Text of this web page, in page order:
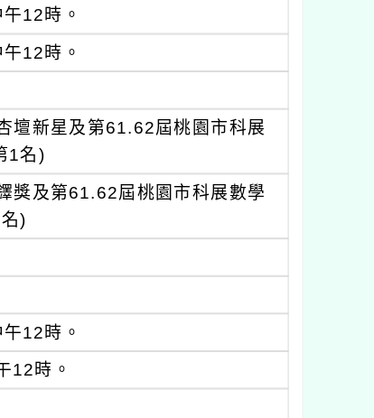
12時。
12時。
壇新星及第61.62屆桃園市科展
1名)
獎及第61.62屆桃園市科展數學
)
12時。
12時。